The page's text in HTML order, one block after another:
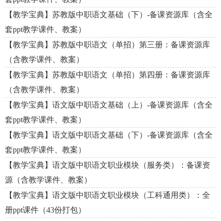
【教学宝典】苏教版中职语文基础（下）-备课资源库（含全
套ppt教学课件、教案）
【教学宝典】苏教版中职语文（单招）第三册：备课资源库
（含教学课件、教案）
【教学宝典】苏教版中职语文（单招）第四册：备课资源库
（含教学课件、教案）
【教学宝典】语文版中职语文基础（上）-备课资源库（含全
套ppt教学课件、教案）
【教学宝典】语文版中职语文基础（下）-备课资源库（含全
套ppt教学课件、教案）
【教学宝典】语文版中职语文职业模块（服务类）：备课资
源（含教学课件、教案）
【教学宝典】语文版中职语文职业模块（工科通用类）：全
册ppt课件（43份打包）